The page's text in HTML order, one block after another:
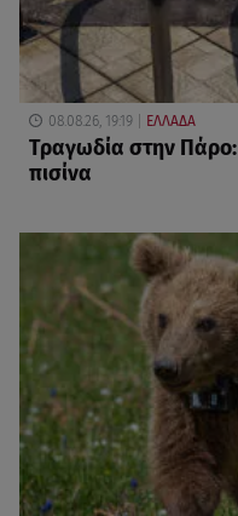
08.08.26, 19:19 ΕΛΛΑΔΑ
Τραγωδία στην
πισίνα